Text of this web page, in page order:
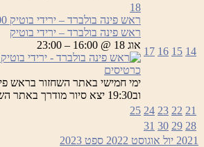
14
15
16
17
18
ראש פינה בולברד – ירידי בוטיק
ראש פינה בולברד – ירידי בוטיק
אוג 18 @ 16:00 – 23:00
כרטיסים
וב19:30 יצא סיור מודרך באתר השחזור …
21
22
23
24
25
28
29
30
31
2021 יול אוגוסט 2022 ספט 2023